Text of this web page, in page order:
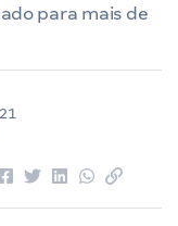
para mais de